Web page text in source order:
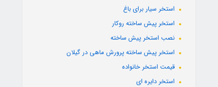
استخر سیار برای باغ
استخر پیش ساخته روکار
نصب استخر پیش ساخته
استخر پیش ساخته پرورش ماهی در گیلان
قیمت استخر خانواده
استخر دایره ای